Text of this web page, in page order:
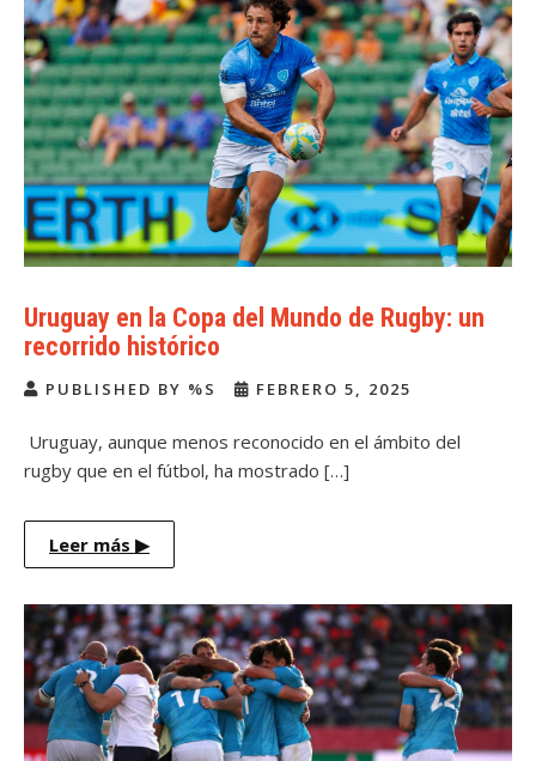
Uruguay en la Copa del Mundo de Rugby: un
recorrido histórico
PUBLISHED BY %S FEBRERO 5, 2025
Uruguay, aunque menos reconocido en el ámbito del
rugby que en el fútbol, ha mostrado […]
Leer más ▶